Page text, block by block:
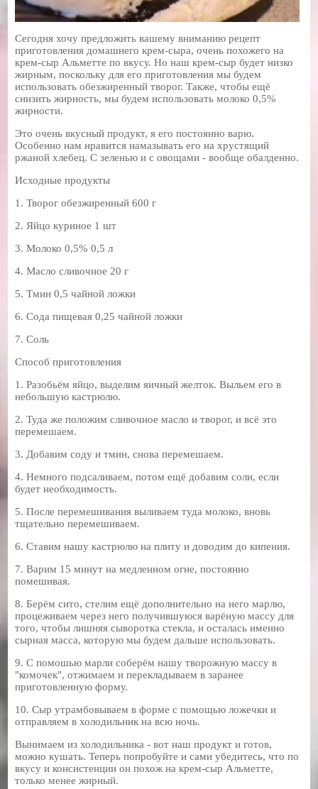
Сегодня хочу предложить вашему вниманию рецепт
приготовления домашнего крем-сыра, очень похожего на
крем-сыр Альметте по вкусу. Но наш крем-сыр будет низко
жирным, поскольку для его приготовления мы будем
использовать обезжиренный творог. Также, чтобы ещё
снизить жирность, мы будем использовать молоко 0,5%
жирности.
Это очень вкусный продукт, я его постоянно варю.
Особенно нам нравится намазывать его на хрустящий
ржаной хлебец. С зеленью и с овощами - вообще обалденно.
Исходные продукты
1. Творог обезжиренный 600 г
2. Яйцо куриное 1 шт
3. Молоко 0,5% 0,5 л
4. Масло сливочное 20 г
5. Тмин 0,5 чайной ложки
6. Сода пищевая 0,25 чайной ложки
7. Соль
Способ приготовления
1. Разобьём яйцо, выделим яичный желток. Выльем его в
небольшую кастрюлю.
2. Туда же положим сливочное масло и творог, и всё это
перемешаем.
3. Добавим соду и тмин, снова перемешаем.
4. Немного подсаливаем, потом ещё добавим соли, если
будет необходимость.
5. После перемешивания выливаем туда молоко, вновь
тщательно перемешиваем.
6. Ставим нашу кастрюлю на плиту и доводим до кипения.
7. Варим 15 минут на медленном огне, постоянно
помешивая.
8. Берём сито, стелим ещё дополнительно на него марлю,
процеживаем через него получившуюся варёную массу для
того, чтобы лишняя сыворотка стекла, и осталась именно
сырная масса, которую мы будем дальше использовать.
9. С помошью марли соберём нашу творожную массу в
"комочек", отжимаем и перекладываем в заранее
приготовленную форму.
10. Сыр утрамбовываем в форме с помощью ложечки и
отправляем в холодильник на всю ночь.
Вынимаем из холодильника - вот наш продукт и готов,
можно кушать. Теперь попробуйте и сами убедитесь, что по
вкусу и консистенции он похож на крем-сыр Альметте,
только менее жирный.